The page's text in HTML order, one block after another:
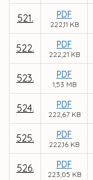
521. PDF
222,11 KB
522. PDF
222,21 KB
523. PDF
1,53 MB
524. PDF
222,67 KB
525. PDF
222,16 KB
526. PDF
223,05 KB